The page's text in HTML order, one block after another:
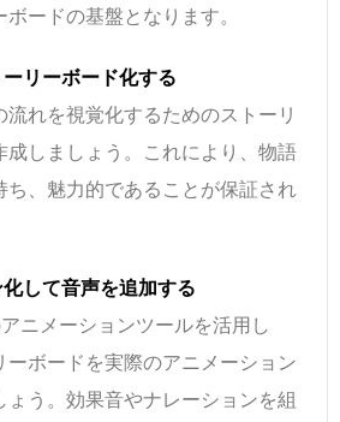
ードの基盤となります。
リーボード化する
流れを視覚化するためのストーリ
成しましょう。これにより、物語
ち、魅力的であることが保証され
して音声を追加する
ニメーションツールを活用し
ーボードを実際のアニメーション
ょう。効果音やナレーションを組